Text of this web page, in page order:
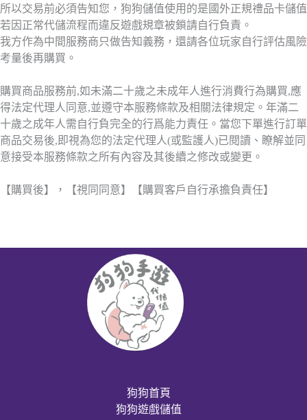
所以交易前必須告知您，狗狗儲值使用的是國外正規禮品卡儲值
若因正常代儲流程而違反遊戲規章被鎖請自行負責。
我方作為中間服務商只做告知義務，還請各位玩家自行評估風險
考量後再購買。
購買商品服務前,如未滿二十歲之未成年人進行消費行為購買,應
得法定代理人同意,並遵守本服務條款及相關法律規定。年滿二
十歲之成年人需自行負完全的行爲能力責任。當您下單進行訂單
商品交易後,即視為您的法定代理人(或監護人)已閱讀、瞭解並同
意接受本服務條款之所有內容及其後續之修改或變更。
【購買後】，【視同同意】【購買客戶自行承擔負責任】
狗狗首頁
狗狗遊戲儲值